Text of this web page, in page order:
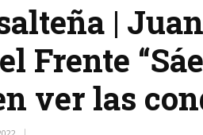
|
Frente
ver las